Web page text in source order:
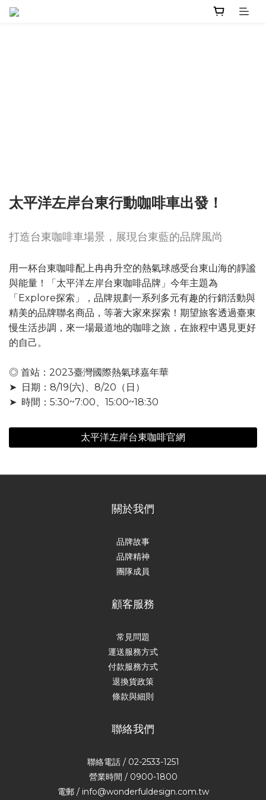
太平洋左岸台東行動咖啡車出發！
打造台東咖啡車場景，展現台東藍的品牌風尚
用一杯台東咖啡配上冉冉升空的熱氣球感受台東山海的靜謐
與能量！「太平洋左岸台東咖啡品牌」今年主題為
「Explore探索」，品牌規劃一系列多元有趣的行銷活動與
精美的品牌聯名商品，等著大家來探索！期望旅客透過臺東
慢生活步調，來一場最道地的咖啡之旅，在旅程中遇見更好
的自己。
◎ 首站：2023臺灣國際熱氣球嘉年華
➤ 日期：8/19(六)、8/20（日）
➤ 時間：5:30~7:00、15:00~18:30
太平洋左岸台東咖啡官網
關於我們
品牌故事
品牌精神
團隊成員
顧客服務
常見問題
運送服務方式
付款服務方式
退換貨政策
條款與細則
聯絡我們
聯絡電話 / 02-2533-1251
營業時間 / 0900-1800
電郵 / info@wonderfuldesign.com.tw